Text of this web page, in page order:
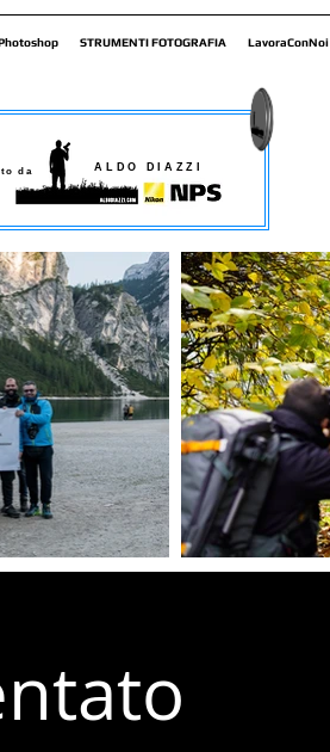
STRUMENTI FOTOGRAFIA LavoraConNoi
da ALDO DIAZZI